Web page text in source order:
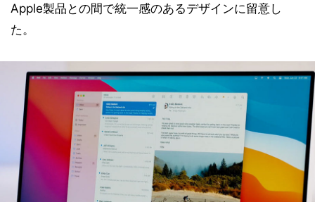
Apple製品との間で統一感のあるデザインに留意し
た。